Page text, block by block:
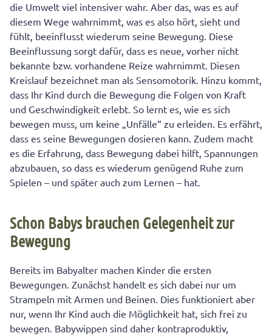
die Umwelt viel intensiver wahr. Aber das, was es auf
diesem Wege wahrnimmt, was es also hört, sieht und
fühlt, beeinflusst wiederum seine Bewegung. Diese
Beeinflussung sorgt dafür, dass es neue, vorher nicht
bekannte bzw. vorhandene Reize wahrnimmt. Diesen
Kreislauf bezeichnet man als Sensomotorik. Hinzu kommt,
dass Ihr Kind durch die Bewegung die Folgen von Kraft
und Geschwindigkeit erlebt. So lernt es, wie es sich
bewegen muss, um keine „Unfälle“ zu erleiden. Es erfährt,
dass es seine Bewegungen dosieren kann. Zudem macht
es die Erfahrung, dass Bewegung dabei hilft, Spannungen
abzubauen, so dass es wiederum genügend Ruhe zum
Spielen – und später auch zum Lernen – hat.
Schon Babys brauchen Gelegenheit zur
Bewegung
Bereits im Babyalter machen Kinder die ersten
Bewegungen. Zunächst handelt es sich dabei nur um
Strampeln mit Armen und Beinen. Dies funktioniert aber
nur, wenn Ihr Kind auch die Möglichkeit hat, sich frei zu
bewegen. Babywippen sind daher kontraproduktiv,